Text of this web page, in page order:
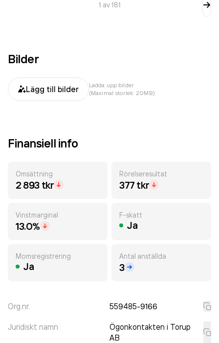
1 av181
Bilder
Lägg till bilder
Ladda upp bilder
(Maximal storlek: 20MB)
Finansiell info
Omsättning
2 893 tkr
Rörelseresultat
377 tkr
Vinstmarginal
13.0%
F-skatt
Ja
Momsregistrering
Ja
Antal anställda
3
Org.nr. 559485-9166
Juridiskt namn
Ögonkontakten i Torup
AB